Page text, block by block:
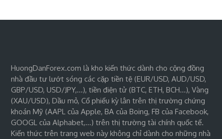
HuongDanForex.com là kho kiến thức dành cho cộng đồng
nhà đầu tư lướt sóng các cặp tiền tệ (EUR/USD, AUD/USD,
GBP/USD, USD/JPY,…), tiền điện tử (BTC, ETH, BCH…), Vàng
(XAU/USD), Dầu mỏ, Cổ phiếu kỳ lân trên thị trường chứng
khoán Mỹ (AAPL của Apple, BA của Boing, FB của Facebook,
GOOGL của Alphabet,…) trên thị trường tài chính quốc tế.
Kiến thức trên trang web này không chỉ dành cho những nhà